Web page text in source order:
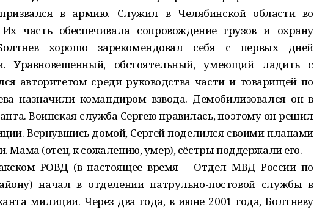
призвался в армию. Служил в Челябинской области во
часть обеспечивала сопровождение грузов и охрану
хорошо зарекомендовал себя с первых дней
Уравновешенный, обстоятельный, умеющий ладить с
авторитетом среди руководства части и товарищей по
назначили командиром взвода. Демобилизовался он в
Воинская служба Сергею нравилась, поэтому он решил
Вернувшись домой, Сергей поделился своими планами
Мама (отец, к сожалению, умер), сёстры поддержали его.
РОВД (в настоящее время – Отдел МВД России по
начал в отделении патрульно-постовой службы в
милиции. Через два года, в июне 2001 года, Болтневу